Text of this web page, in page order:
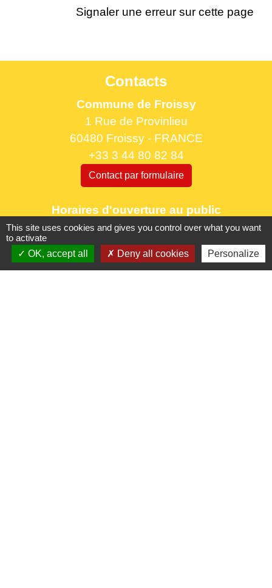
Signaler une erreur sur cette page
Contacts
Commune de Froissy
1 Rue de Provinlieu
60480 Froissy - FRANCE
+33 3 44 80 82 84
Contact par formulaire
Horaires d'ouverture au public
le lundi 9h à 12h30 et de 13h30 à 17h.
le mercredi 9h à 12h30
le vendredi 16h à 18h30
This site uses cookies and gives you control over what you want
to activate
OK, accept all
Deny all cookies Personalize